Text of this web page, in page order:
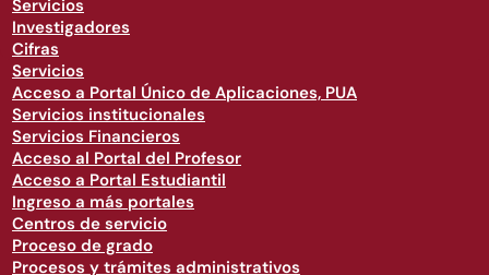
Servicios
Investigadores
Cifras
Servicios
Acceso a Portal Único de Aplicaciones, PUA
Servicios institucionales
Servicios Financieros
Acceso al Portal del Profesor
Acceso a Portal Estudiantil
Ingreso a más portales
Centros de servicio
Proceso de grado
Procesos y trámites administrativos